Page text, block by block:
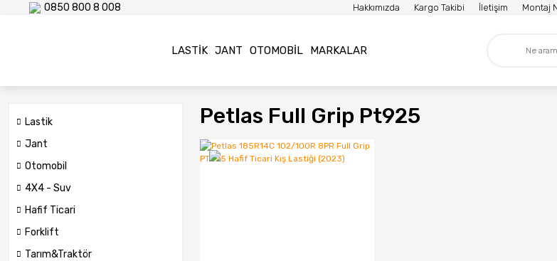
0850 800 8 008 Hakkımızda Kargo Takibi İletişim Montaj
LASTIK JANT OTOMOBIL MARKALAR
Lastik
Jant
Otomobil
4X4 - Suv
Hafif Ticari
Forklift
Tarım&Traktör
Petlas Full Grip Pt925